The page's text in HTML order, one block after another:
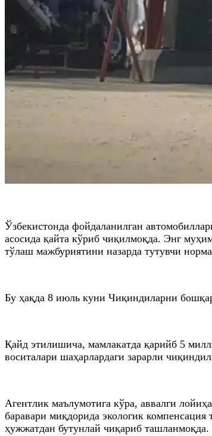
Ўзбекистонда фойдаланилган
асосида қайта кўриб чиқилмоқда. Энг
тўлаш мажбуриятини назарда тутувчи
Бу ҳақда 8 июль куни Чиқиндиларни
Қайд этилишича, мамлакатда қарийб 5
воситалари шаҳарлардаги зарарли
Агентлик маълумотига кўра, аввалги
баравари миқдорида экологик
ҳужжатдан бутунлай чиқариб ташланмоқда.